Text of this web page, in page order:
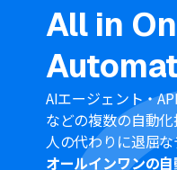
を任意に設定できる
前段の操作で取得し
■注意事項
Googleカレンダー
Yoomを連携してく
Microsoft365（旧
般法人向けプラン（
All in
AIエージェント・
などの複数の自動化
人の代わりに退屈
オールインワンの